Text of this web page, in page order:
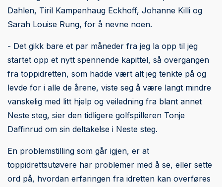
Dahlen, Tiril Kampenhaug Eckhoff, Johanne Killi og
Sarah Louise Rung, for å nevne noen.
- Det gikk bare et par måneder fra jeg la opp til jeg
startet opp et nytt spennende kapittel, så overgangen
fra toppidretten, som hadde vært alt jeg tenkte på og
levde for i alle de årene, viste seg å være langt mindre
vanskelig med litt hjelp og veiledning fra blant annet
Neste steg, sier den tidligere golfspilleren Tonje
Daffinrud om sin deltakelse i Neste steg.
En problemstilling som går igjen, er at
toppidrettsutøvere har problemer med å se, eller sette
ord på, hvordan erfaringen fra idretten kan overføres